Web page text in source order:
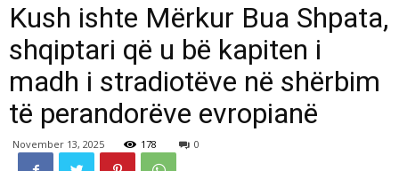
Kush ishte Mërkur Bua Shpata,
shqiptari që u bë kapiten i
madh i stradiotëve në shërbim
të perandorëve evropianë
November 13, 2025 178 0